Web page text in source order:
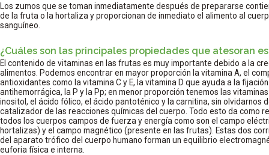
Los zumos que se toman inmediatamente después de prepararse
de la fruta o la hortaliza y proporcionan de inmediato el alimento al
sanguíneo.
¿Cuáles son las principales propiedades que atesoran
El contenido de vitaminas en las frutas es muy importante debido a la
alimentos. Podemos encontrar en mayor proporción la vitamina A, el
antioxidantes como la vitamina C y E, la vitamina D que ayuda a la
antihemorrágica, la P y la Pp; en menor proporción tenemos las vitaminas
inositol, el ácido fólico, el ácido pantoténico y la carnitina, sin olvidarnos
catalizador de las reacciones químicas del cuerpo. Todo esto da como
todos los cuerpos campos de fuerza y energía como son el campo
hortalizas) y el campo magnético (presente en las frutas). Estas dos
del aparato trófico del cuerpo humano forman un equilibrio
euforia física e interna.